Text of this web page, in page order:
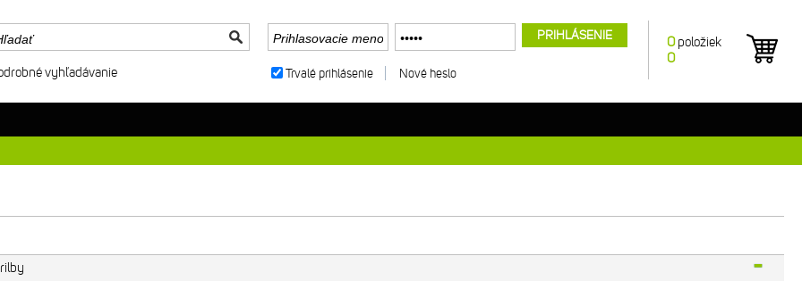
vyhľadávanie
0 položiek
0
PRIHLÁSENIE
Trvalé prihlásenie Nové heslo